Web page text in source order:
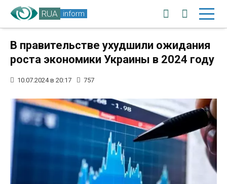
RUA inform
В правительстве ухудшили ожидания
роста экономики Украины в 2024 году
10.07.2024 в 20:17 757